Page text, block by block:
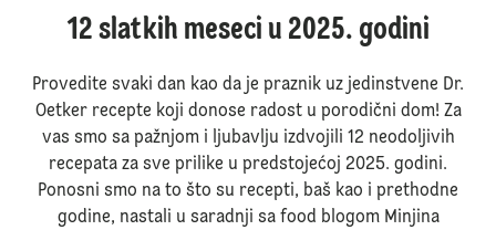
12 slatkih meseci u 2025. godini
Provedite svaki dan kao da je praznik uz jedinstvene Dr.
Oetker recepte koji donose radost u porodični dom! Za
vas smo sa pažnjom i ljubavlju izdvojili 12 neodoljivih
recepata za sve prilike u predstojećoj 2025. godini.
Ponosni smo na to što su recepti, baš kao i prethodne
godine, nastali u saradnji sa food blogom Minjina